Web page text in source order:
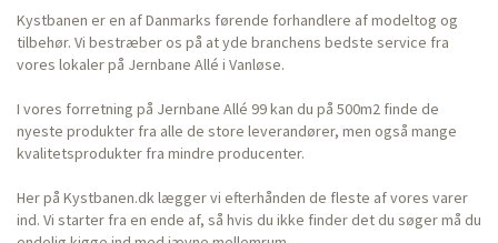
Kystbanen er en af Danmarks førende forhandlere af modeltog og
tilbehør. Vi bestræber os på at yde branchens bedste service fra
vores lokaler på Jernbane Allé i Vanløse.
I vores forretning på Jernbane Allé 99 kan du på 500m2 finde de
nyeste produkter fra alle de store leverandører, men også mange
kvalitetsprodukter fra mindre producenter.
Her på Kystbanen.dk lægger vi efterhånden de fleste af vores varer
ind. Vi starter fra en ende af, så hvis du ikke finder det du søger må du